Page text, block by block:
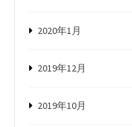
2020年1月
2019年12月
2019年10月